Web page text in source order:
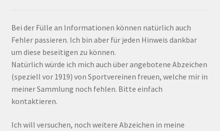
Bei der Fülle an Informationen können natürlich auch
Fehler passieren. Ich bin aber für jeden Hinweis dankbar
um diese beseitigen zu können.
Natürlich würde ich mich auch über angebotene Abzeichen
(speziell vor 1919) von Sportvereinen freuen, welche mir in
meiner Sammlung noch fehlen. Bitte einfach
kontaktieren.
Ich will versuchen, noch weitere Abzeichen in meine